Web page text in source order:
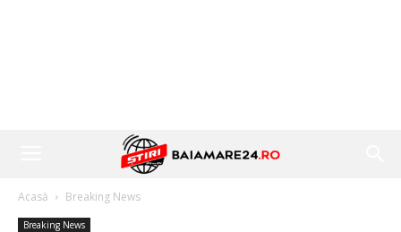
Acasă Breaking News
Breaking News